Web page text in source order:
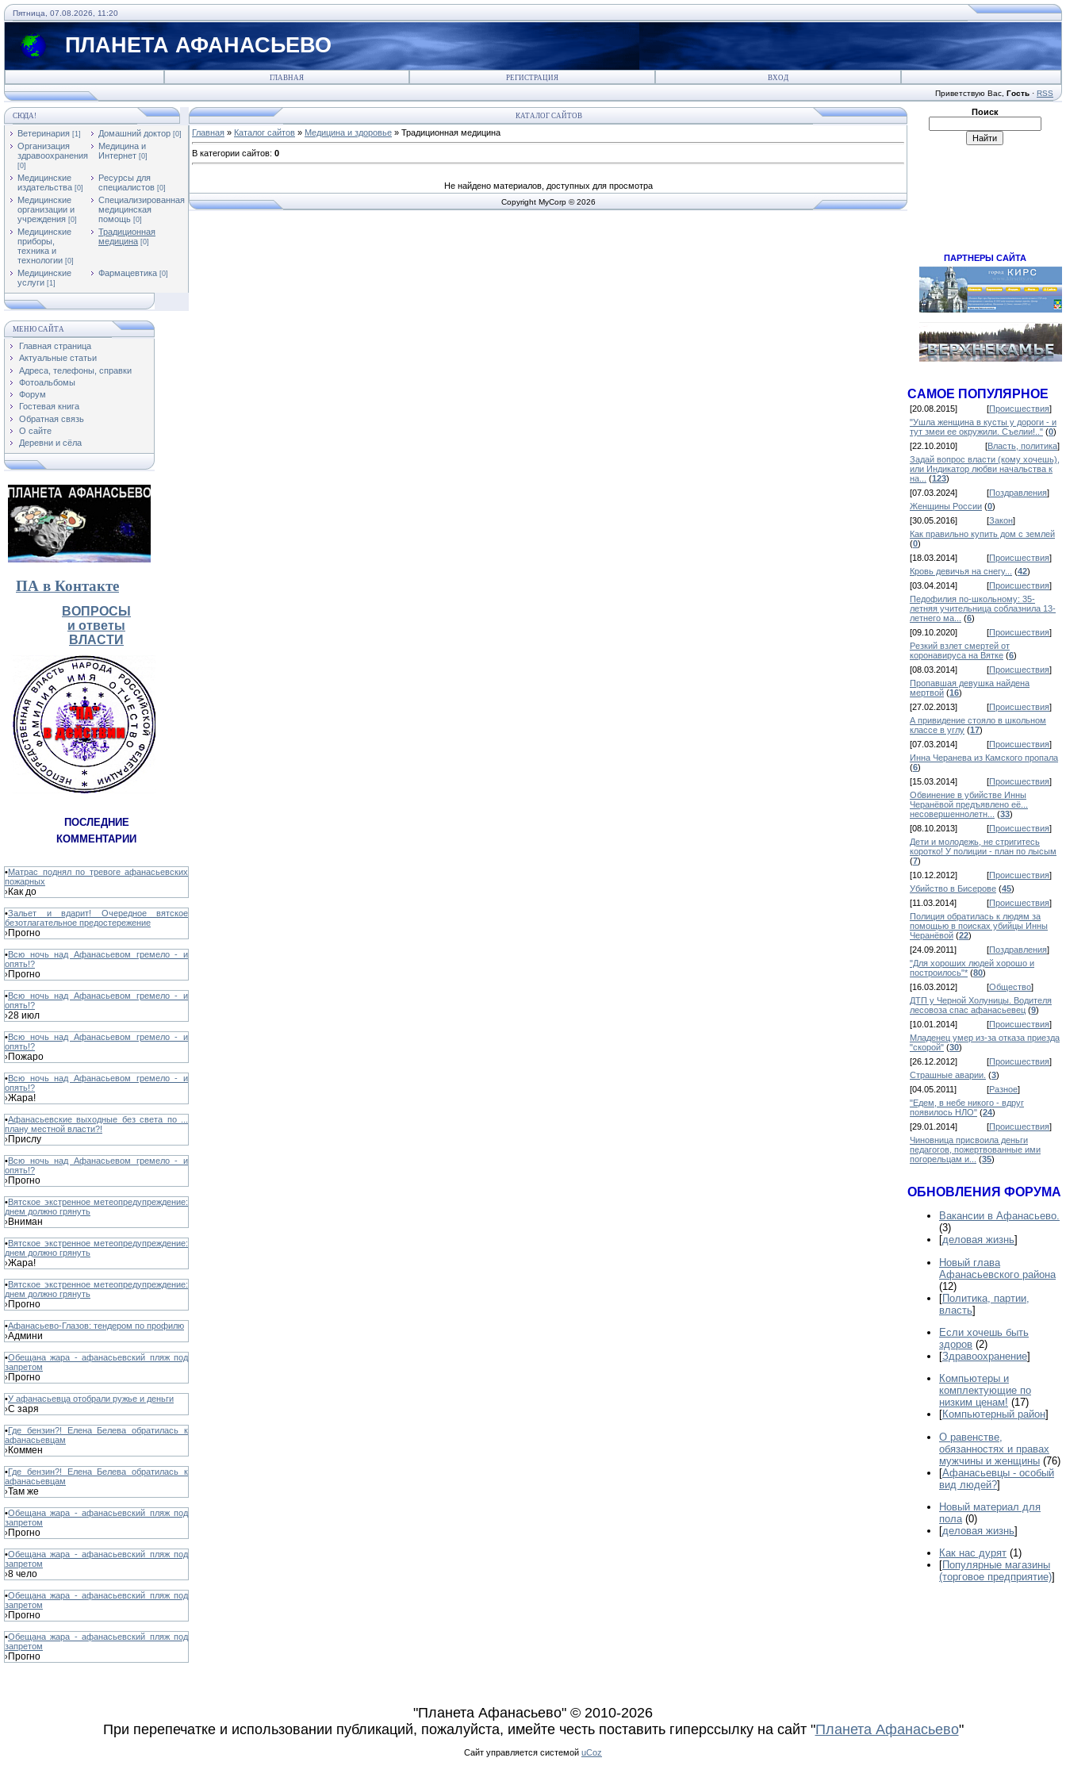
Пятница, 07.08.2026, 11:20
ПЛАНЕТА АФАНАСЬЕВО
ГЛАВНАЯ РЕГИСТРАЦИЯ ВХОД
Приветствую Вас Гость · RSS
СЮДА!
Ветеринария [1] Домашний доктор [0]
Организация
здравоохранения
[0]
Медицина и
Интернет [0]
Медицинские
издательства [0]
Ресурсы для
специалистов [0]
Медицинские
организации и
учреждения [0]
Специализированная
медицинская
помощь [0]
Медицинские
приборы,
техника и
технологии [0]
Традиционная
медицина [0]
Медицинские
услуги [1]
Фармацевтика [0]
МЕНЮ САЙТА
Главная страница
Актуальные статьи
Адреса, телефоны, справки
Фотоальбомы
Форум
Гостевая книга
Обратная связь
О сайте
Деревни и сёла
ПА в Контакте
ВОПРОСЫ
и ответы
ВЛАСТИ
ПОСЛЕДНИЕ
КОММЕНТАРИИ
•Матрас поднял по тревоге афанасьевских
пожарных
›Как до
•Зальет и вдарит! Очередное вятское
безотлагательное предостережение
›Прогно
•Всю ночь над Афанасьевом гремело - и
опять!?
›Прогно
•Всю ночь над Афанасьевом гремело - и
опять!?
›28 июл
•Всю ночь над Афанасьевом гремело - и
опять!?
›Пожаро
•Всю ночь над Афанасьевом гремело - и
опять!?
›Жара!
•Афанасьевские выходные без света по ...
плану местной власти?!
›Прислу
•Всю ночь над Афанасьевом гремело - и
опять!?
›Прогно
•Вятское экстренное метеопредупреждение:
днем должно грянуть
›Вниман
•Вятское экстренное метеопредупреждение:
днем должно грянуть
›Жара!
•Вятское экстренное метеопредупреждение:
днем должно грянуть
›Прогно
•Афанасьево-Глазов: тендером по профилю
›Админи
•Обещана жара - афанасьевский пляж под
запретом
›Прогно
•У афанасьевца отобрали ружье и деньги
›С заря
•Где бензин?! Елена Белева обратилась к
афанасьевцам
›Коммен
•Где бензин?! Елена Белева обратилась к
афанасьевцам
›Там же
•Обещана жара - афанасьевский пляж под
запретом
›Прогно
•Обещана жара - афанасьевский пляж под
запретом
›8 чело
•Обещана жара - афанасьевский пляж под
запретом
›Прогно
•Обещана жара - афанасьевский пляж под
запретом
›Прогно
КАТАЛОГ САЙТОВ
Главная » Каталог сайтов » Медицина и здоровье » Традиционная медицина
В категории сайтов: 0
Не найдено материалов, доступных для просмотра
Copyright MyCorp © 2026
Поиск
ПАРТНЕРЫ САЙТА
САМОЕ ПОПУЛЯРНОЕ
[20.08.2015] [Происшествия]
"Ушла женщина в кусты у дороги - и
тут змеи ее окружили. Съелии!.." (0)
[22.10.2010]
[Власть, политика]
Задай вопрос власти (кому хочешь),
или Индикатор любви начальства к
на...
(123)
[07.03.2024]
[Поздравления]
Женщины России (0)
[30.05.2016]
[Закон]
Как правильно купить дом с землей
(0)
[18.03.2014]
[Происшествия]
Кровь девичья на снегу...
(42)
[03.04.2014]
[Происшествия]
Педофилия по-школьному: 35-
летняя учительница соблазнила 13-
летнего ма...
(6)
[09.10.2020]
[Происшествия]
Резкий взлет смертей от
коронавируса на Вятке (6)
[08.03.2014]
[Происшествия]
Пропавшая девушка найдена
мертвой (16)
[27.02.2013]
[Происшествия]
А привидение стояло в школьном
классе в углу (17)
[07.03.2014]
[Происшествия]
Инна Черанева из Камского пропала
(6)
[15.03.2014]
[Происшествия]
Обвинение в убийстве Инны
Черанёвой предъявлено её...
несовершеннолетн...
(33)
[08.10.2013]
[Происшествия]
Дети и молодежь, не стригитесь
коротко! У полиции - план по лысым
(7)
[10.12.2012]
[Происшествия]
Убийство в Бисерове (45)
[11.03.2014]
[Происшествия]
Полиция обратилась к людям за
помощью в поисках убийцы Инны
Черанёвой (22)
[24.09.2011]
[Поздравления]
"Для хороших людей хорошо и
построилось"* (80)
[16.03.2012]
[Общество]
ДТП у Черной Холуницы. Водителя
лесовоза спас афанасьевец (9)
[10.01.2014]
[Происшествия]
Младенец умер из-за отказа приезда
"скорой" (30)
[26.12.2012]
[Происшествия]
Страшные аварии. (3)
[04.05.2011]
[Разное]
"Едем, в небе никого - вдруг
появилось НЛО" (24)
[29.01.2014]
[Происшествия]
Чиновница присвоила деньги
педагогов, пожертвованные ими
погорельцам и...
(35)
ОБНОВЛЕНИЯ ФОРУМА
Вакансии в Афанасьево.
(3)
[деловая жизнь]
Новый глава
Афанасьевского района
(12)
[Политика, партии,
власть]
Если хочешь быть
здоров (2)
[Здравоохранение]
Компьютеры и
комплектующие по
низким ценам! (17)
[Компьютерный район]
О равенстве,
обязанностях и правах
мужчины и женщины (76)
[Афанасьевцы - особый
вид людей?]
Новый материал для
пола (0)
[деловая жизнь]
Как нас дурят (1)
[Популярные магазины
(торговое предприятие)]
"Планета Афанасьево" © 2010-2026
При перепечатке и использовании публикаций, пожалуйста, имейте честь поставить гиперссылку на сайт "Планета Афанасьево"
Сайт управляется системой uCoz